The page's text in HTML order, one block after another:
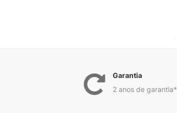
Garantia
2 anos de garantia*